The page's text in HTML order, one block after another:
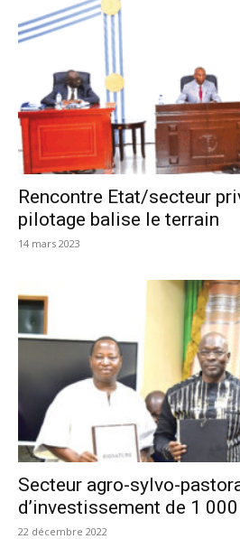
Rencontre Etat/secteur
pilotage balise le terrain
14 mars 2023
Secteur agro-sylvo-
d’investissement de 1
22 décembre 2022